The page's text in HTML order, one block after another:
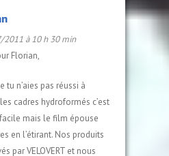
2011 à 10 h 30 min
Florian,
tu n’aies pas réussi à
cadres hydroformés c’est
mais le film épouse
en l’étirant. Nos produits
par VELOVERT et nous